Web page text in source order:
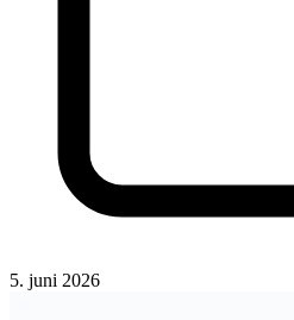
5. juni 2026